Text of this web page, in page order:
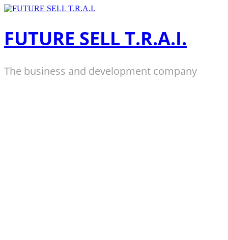
Zum
FUTURE SELL T.R.A.I.
The business and development company